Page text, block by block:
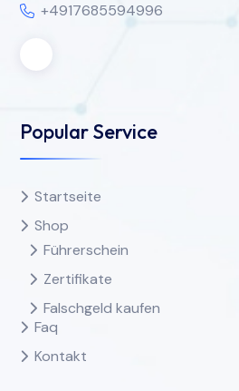
+4917685594996
Popular Service
Startseite
Shop
Führerschein
Zertifikate
Falschgeld kaufen
Faq
Kontakt